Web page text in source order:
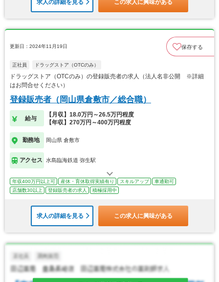
求人の詳細を見る この求人に興味がある
更新日：2024年11月19日 保存する
正社員 ドラッグストア（OTCのみ）
ドラッグストア（OTCのみ）の登録販売者の求人（法人名非公開 ※詳細
はお問合せください）
登録販売者（岡山県倉敷市／総合職）
給与
【月収】18.0万円～26.5万円程度
【年収】270万円～400万円程度
勤務地 岡山県 倉敷市
アクセス 水島臨海鉄道 弥生駅
年収400万円以上可 産休・育休取得実績有り スキルアップ
車通勤可
店舗数30以上
登録販売者の求人 積極採用中
求人の詳細を見る この求人に興味がある